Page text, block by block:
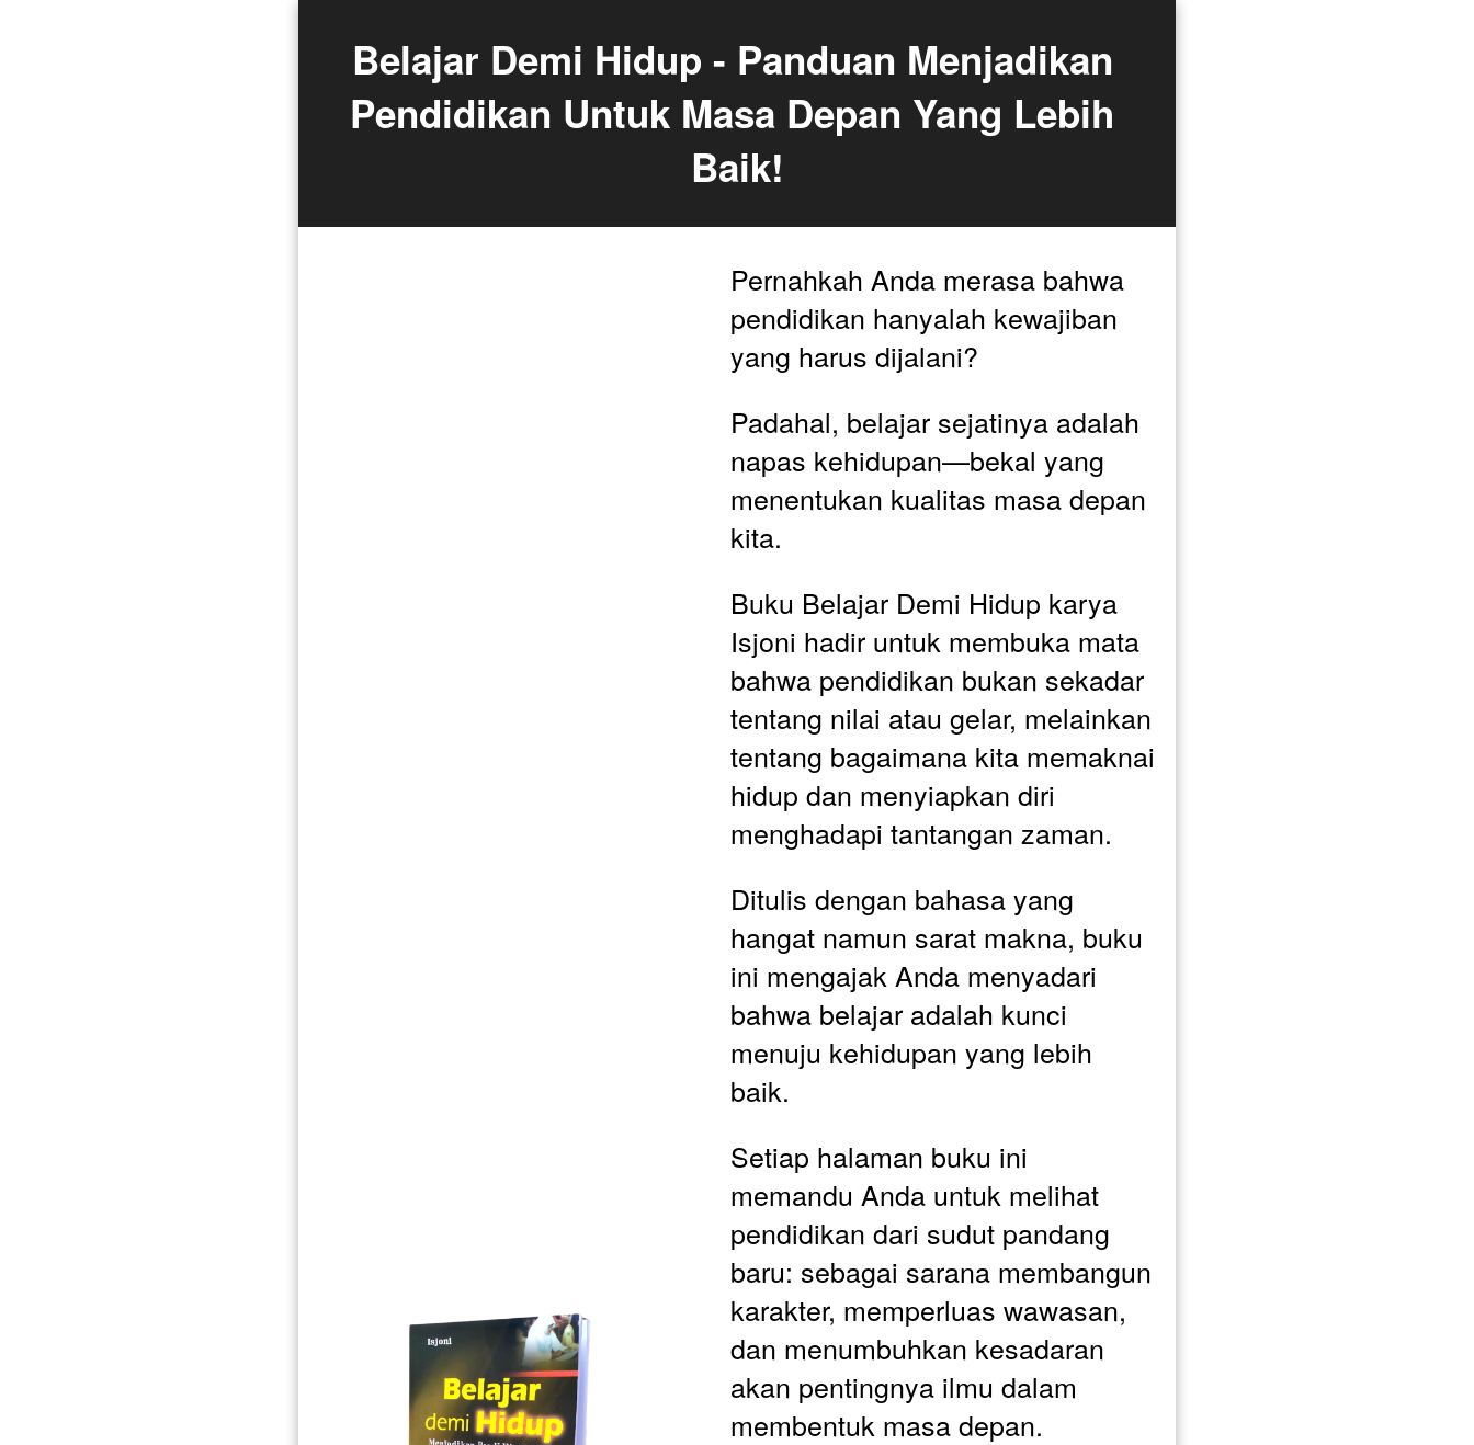
Belajar Demi Hidup - Panduan Menjadikan
Pendidikan Untuk Masa Depan Yang Lebih
Baik!
Pernahkah Anda merasa bahwa
pendidikan hanyalah kewajiban
yang harus dijalani?
Padahal, belajar sejatinya adalah
napas kehidupan—bekal yang
menentukan kualitas masa depan
kita.
Buku Belajar Demi Hidup karya
Isjoni hadir untuk membuka mata
bahwa pendidikan bukan sekadar
tentang nilai atau gelar, melainkan
tentang bagaimana kita memaknai
hidup dan menyiapkan diri
menghadapi tantangan zaman.
Ditulis dengan bahasa yang
hangat namun sarat makna, buku
ini mengajak Anda menyadari
bahwa belajar adalah kunci
menuju kehidupan yang lebih
baik.
Setiap halaman buku ini
memandu Anda untuk melihat
pendidikan dari sudut pandang
baru: sebagai sarana membangun
karakter, memperluas wawasan,
dan menumbuhkan kesadaran
akan pentingnya ilmu dalam
membentuk masa depan.